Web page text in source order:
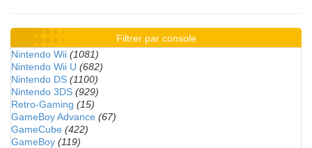
Filtrer par console
Nintendo Wii (1081)
Nintendo Wii U (682)
Nintendo DS (1100)
Nintendo 3DS (929)
Retro-Gaming (15)
GameBoy Advance (67)
GameCube (422)
GameBoy (119)